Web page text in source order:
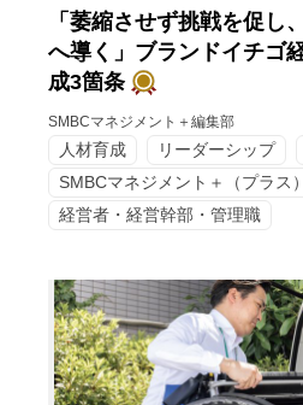
「萎縮させず挑戦を促し
へ導く」ブランドイチゴ
成3箇条
SMBCマネジメント＋編集部
人材育成 リーダーシップ
SMBCマネジメント＋（プラス）
経営者・経営幹部・管理職